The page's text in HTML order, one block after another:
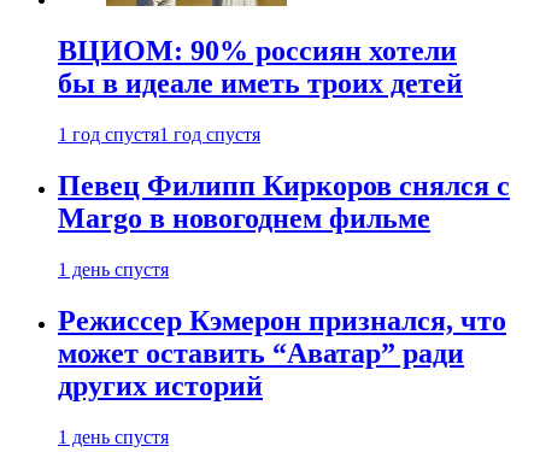
ВЦИОМ: 90% россиян хотели
бы в идеале иметь троих детей
1 год спустя1 год спустя
Певец Филипп Киркоров снялся с
Margo в новогоднем фильме
1 день спустя
Режиссер Кэмерон признался, что
может оставить “Аватар” ради
других историй
1 день спустя